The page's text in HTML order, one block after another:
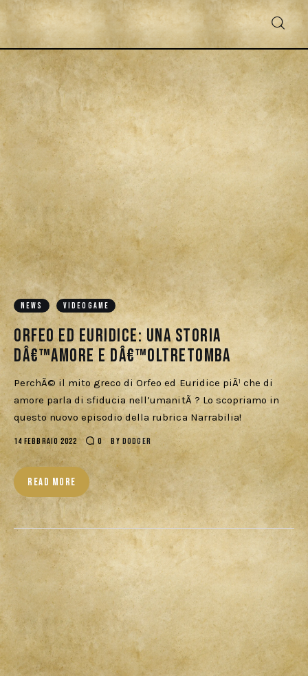
Fantascienza
Fantasy
Games
Recensioni
Libri e fumetti
Cercatori
Download
NEWS VIDEOGAME
Orfeo ed Euridice: una storia
dâ€™amore e dâ€™oltretomba
PerchÃ© il mito greco di Orfeo ed Euridice piÃ¹ che di
amore parla di sfiducia nell’umanitÃ ? Lo scopriamo in
questo nuovo episodio della rubrica Narrabilia!
14 FEBBRAIO 2022 0 BY DODGER
READ MORE